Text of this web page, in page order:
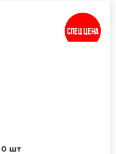
СПЕЦ ЦЕНА
0 шт